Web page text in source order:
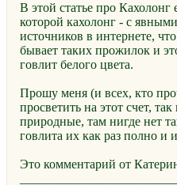
В этой статье про Кахолонг
которой кахолонг - с
источников в интернете,
бывает таких прожилок и
говлит белого цвета.
Прошу меня (и всех, кто
просветить на этот счет,
природные, там нигде нет
говлита их как раз полно и
Это комментарий от